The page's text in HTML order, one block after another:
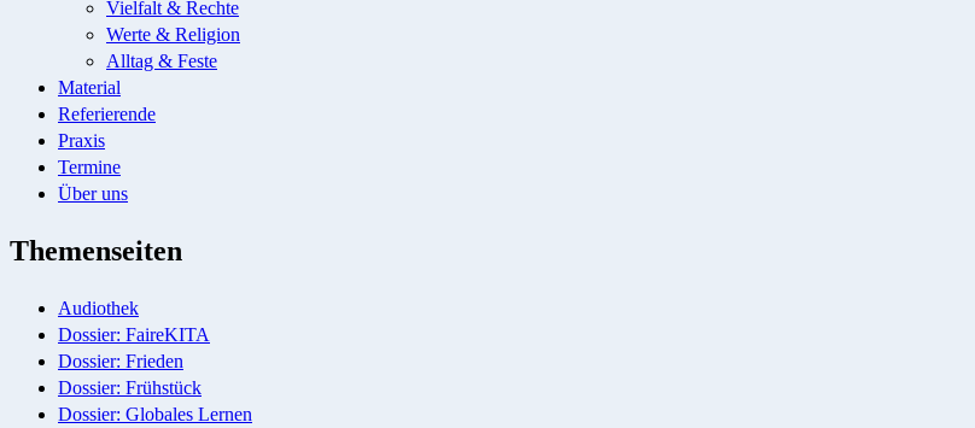
Vielfalt & Rechte
Werte & Religion
Alltag & Feste
Material
Referierende
Praxis
Termine
Über uns
Themenseiten
Audiothek
Dossier: FaireKITA
Dossier: Frieden
Dossier: Frühstück
Dossier: Globales Lernen